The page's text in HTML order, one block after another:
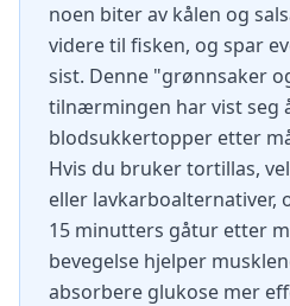
noen biter av kålen og
videre til fisken, og spar
sist. Denne "grønnsaker
tilnærmingen har vist seg
blodsukkertopper etter
Hvis du bruker tortillas,
eller lavkarboalternativer,
15 minutters gåtur etter
bevegelse hjelper
absorbere glukose mer